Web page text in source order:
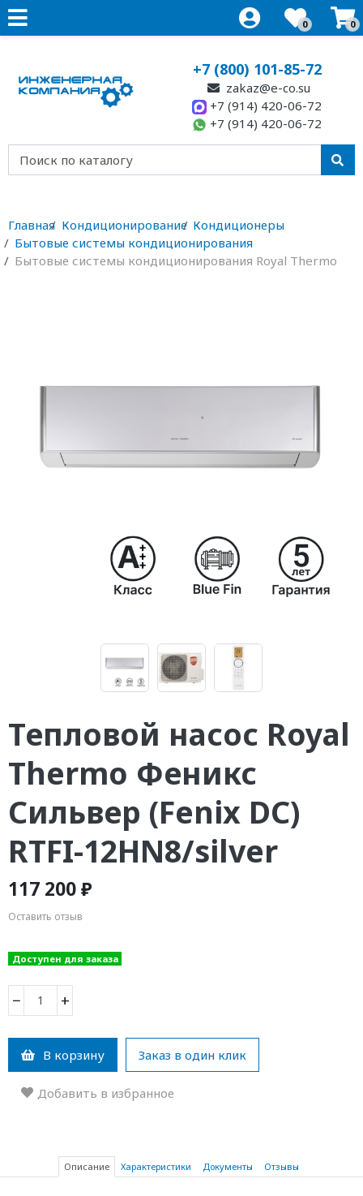
0 0
+7 (800) 101-85-72
zakaz@e-co.su
+7 (914) 420-06-72
+7 (914) 420-06-72
Главная Кондиционирование Кондиционеры
Бытовые системы кондиционирования
Бытовые системы кондиционирования Royal Thermo
Тепловой насос Royal
Thermo Феникс
Сильвер (Fenix DC)
RTFI-12HN8/silver
117 200 ₽
Оставить отзыв
Доступен для заказа
− +
В корзину Заказ в один клик
Добавить в избранное
Описание Характеристики Документы Отзывы